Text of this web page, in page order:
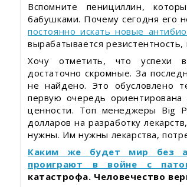
Вспомните пенициллин,
бабушками. Почему сегодня его
постоянно искать новые
вырабатывается
Хочу отметить, что успехи
достаточно скромные. За
не найдено. Это обусловлено
первую очередь
ценности. Топ менеджеры Big
долларов на разработку
нужны. Им нужны лекарства,
Каким же будет мир без
проиграют в войне с
катастрофа. Человечество